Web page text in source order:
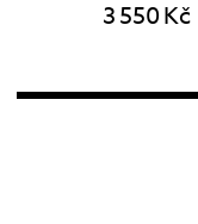
3 550 Kč